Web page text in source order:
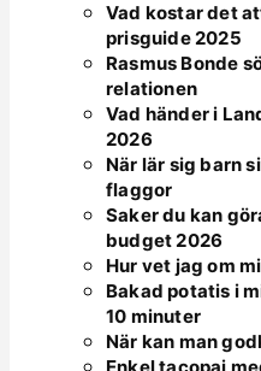
Vad kostar det
prisguide 2025
Rasmus Bonde
relationen
Vad händer i
2026
När lär sig barn
flaggor
Saker du kan
budget 2026
Hur vet jag om
Bakad potatis i
10 minuter
När kan man